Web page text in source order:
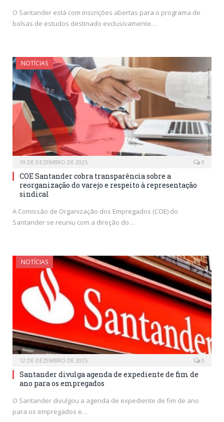
O Santander está com inscrições abertas para o programa de
bolsas de estudos destinado exclusivamente…
NOTÍCIAS
19 DE DEZEMBRO DE 2025 0
COE Santander cobra transparência sobre a
reorganização do varejo e respeito à representação
sindical
A Comissão de Organização dos Empregados (COE) do
Santander se reuniu com a direção do…
NOTÍCIAS
12 DE DEZEMBRO DE 2025 0
Santander divulga agenda de expediente de fim de
ano para os empregados
O Santander divulgou a agenda de expediente de fim de ano
para os empregados e…